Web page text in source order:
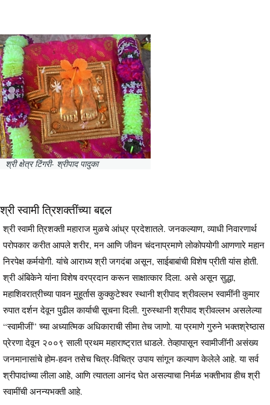
श्री क्षेत्र टिंगरी- श्रीपाद पादुका
श्री स्वामी त्रिशक्तींच्या बद्दल
श्री स्वामी त्रिशक्ती महाराज मुळचे आंध्र प्रदेशातले. जनकल्याण, व्याधी निवारणार्थ
परोपकार करीत आपले शरीर, मन आणि जीवन चंदनाप्रमाणे लोकोपयोगी आणणारे महान
निरपेक्ष कर्मयोगी. यांचे आराध्य श्री जगदंबा असून, साईबाबांची विशेष प्रीती यांस होती.
श्री अंबिकेने यांना विशेष वरप्रदान करून साक्षात्कार दिला. असे असून सुद्धा,
महाशिवरात्रीच्या पावन मुहूर्तास कुक्कुटेश्वर स्थानी श्रीपाद श्रीवल्लभ स्वामींनी कुमार
रुपात दर्शन देवून पुढील कार्याची सूचना दिली. गुरुस्थानी श्रीपाद श्रीवल्लभ असलेल्या
“स्वामीजीं” च्या अध्यात्मिक अधिकाराची सीमा तेच जाणो. या प्रमाणे गुरुने भक्तश्रेष्ठास
प्रेरणा देवून २००९ साली प्रथम महाराष्ट्रात धाडले. तेव्हापासून स्वामीजींनी असंख्य
जनमानासांचे होम-हवन तसेच चित्र-विचित्र उपाय सांगून कल्याण केलेले आहे. या सर्व
श्रीपादांच्या लीला आहे, आणि त्यातला आनंद घेत असल्याचा निर्मळ भक्तीभाव हीच श्री
स्वामींची अनन्यभक्ती आहे.